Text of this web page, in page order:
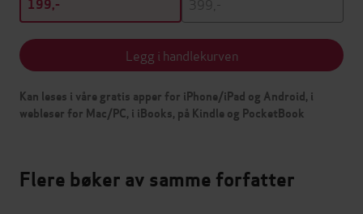
199,-
399,-
Legg i handlekurven
Kan leses i våre gratis apper for iPhone/iPad og Android, i
webleser for Mac/PC, i iBooks, på Kindle og PocketBook
Flere bøker av samme forfatter